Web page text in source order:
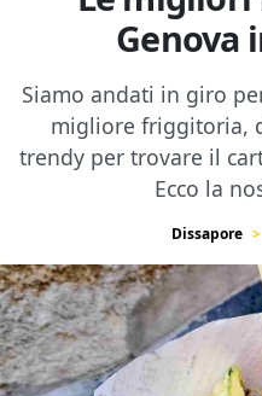
Genova
Siamo andati in giro
migliore friggitoria,
trendy per trovare il
Ecco la
Dissapore